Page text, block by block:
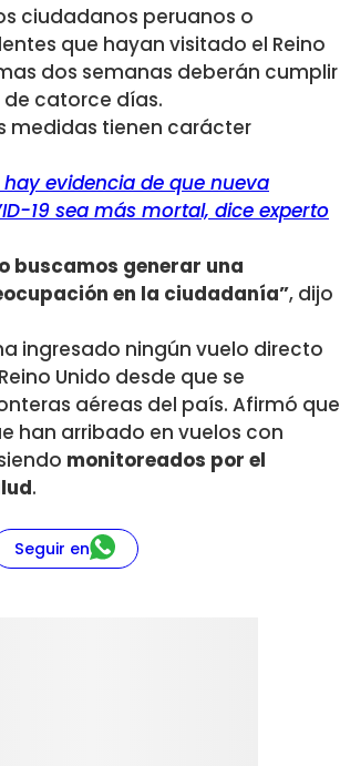
ciudadanos peruanos o
que hayan visitado el Reino
dos semanas deberán cumplir
catorce días.
medidas tienen carácter
hay evidencia de que nueva
19 sea más mortal, dice experto
buscamos generar una
en la ciudadanía”, dijo
ingresado ningún vuelo directo
Unido desde que se
aéreas del país. Afirmó que
han arribado en vuelos con
monitoreados por el
.
Seguir en